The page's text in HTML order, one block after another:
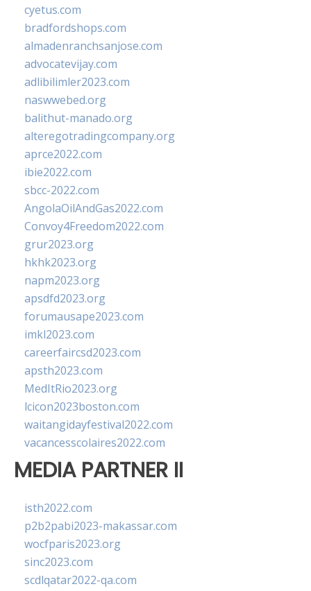
cyetus.com
bradfordshops.com
almadenranchsanjose.com
advocatevijay.com
adlibilimler2023.com
naswwebed.org
balithut-manado.org
alteregotradingcompany.org
aprce2022.com
ibie2022.com
sbcc-2022.com
AngolaOilAndGas2022.com
Convoy4Freedom2022.com
grur2023.org
hkhk2023.org
napm2023.org
apsdfd2023.org
forumausape2023.com
imkl2023.com
careerfaircsd2023.com
apsth2023.com
MedItRio2023.org
lcicon2023boston.com
waitangidayfestival2022.com
vacancesscolaires2022.com
MEDIA PARTNER II
isth2022.com
p2b2pabi2023-makassar.com
wocfparis2023.org
sinc2023.com
scdlqatar2022-qa.com